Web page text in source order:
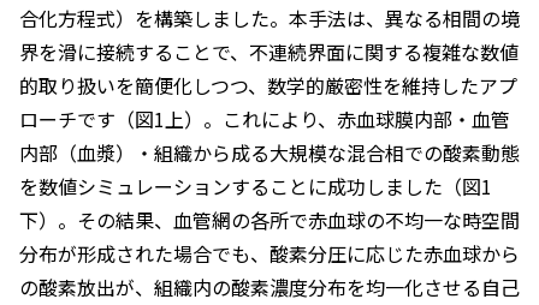
合化方程式）を構築しました。本手法は、異なる相間の境
界を滑に接続することで、不連続界面に関する複雑な数値
的取り扱いを簡便化しつつ、数学的厳密性を維持したアプ
ローチです（図1上）。これにより、赤血球膜内部・血管
内部（血漿）・組織から成る大規模な混合相での酸素動態
を数値シミュレーションすることに成功しました（図1
下）。その結果、血管網の各所で赤血球の不均一な時空間
分布が形成された場合でも、酸素分圧に応じた赤血球から
の酸素放出が、組織内の酸素濃度分布を均一化させる自己